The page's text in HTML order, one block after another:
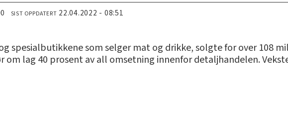
SIST OPPDATERT 22.04.2022 - 08:51
spesialbutikkene som selger mat og drikke, solgte for over 108
om lag 40 prosent av all omsetning innenfor detaljhandelen.